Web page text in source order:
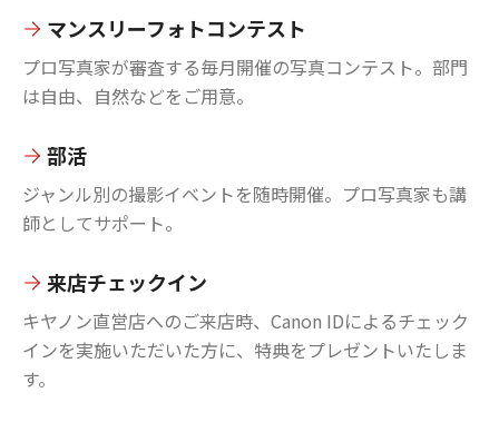
マンスリーフォトコンテスト
プロ写真家が審査する毎月開催の写真コンテスト。部門
は自由、自然などをご用意。
部活
ジャンル別の撮影イベントを随時開催。プロ写真家も講
師としてサポート。
来店チェックイン
キヤノン直営店へのご来店時、Canon IDによるチェック
インを実施いただいた方に、特典をプレゼントいたしま
す。